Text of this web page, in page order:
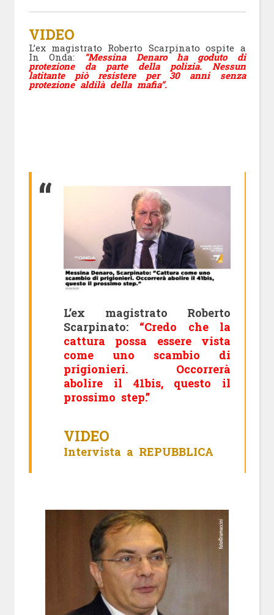
VIDEO
L’ex magistrato Roberto Scarpinato ospite a
In Onda:“Messina Denaro ha goduto di
protezione da parte della polizia. Nessun
latitante piò resistere per 30 anni senza
protezione aldilà della mafia”.
L’ex magistrato Roberto
Scarpinato: “Credo che la
cattura possa essere vista
come uno scambio di
prigionieri. Occorrerà
abolire il 41bis, questo il
prossimo step.”
VIDEO
Intervista a REPUBBLICA